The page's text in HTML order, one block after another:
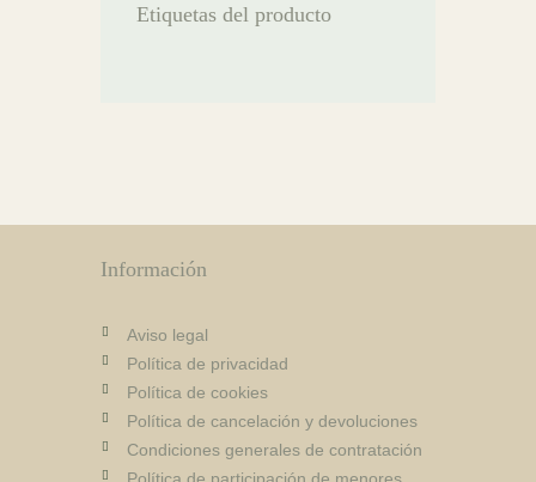
Etiquetas del producto
Información
Aviso legal
Política de privacidad
Política de cookies
Política de cancelación y devoluciones
Condiciones generales de contratación